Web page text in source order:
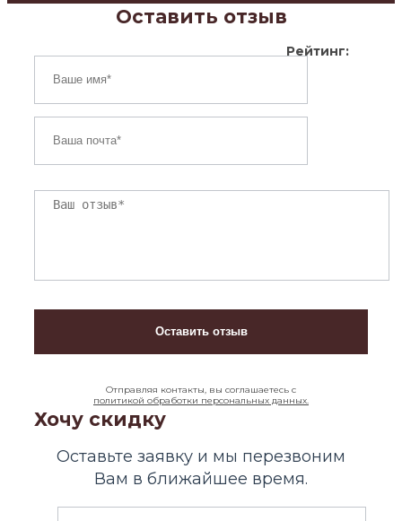
Оставить отзыв
Рейтинг:
Отправляя контакты, вы соглашаетесь с
политикой обработки персональных данных.
Хочу скидку
Оставьте заявку и мы перезвоним
Вам в ближайшее время.